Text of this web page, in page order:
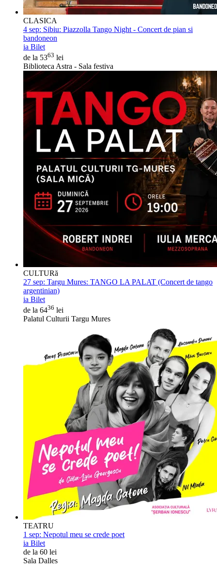
CLASICA
4 sep: Sibiu: Piazzolla Tango Night - Concert de pian si
bandoneon
ia Bilet
de la 5363 lei
Biblioteca Astra - Sala festiva
CULTURă
27 sep: Targu Mures: TANGO LA PALAT (Concert de tango
argentinian)
ia Bilet
de la 6436 lei
Palatul Culturii Targu Mures
TEATRU
1 sep: Nepotul meu se crede poet
ia Bilet
de la 60 lei
Sala Dalles